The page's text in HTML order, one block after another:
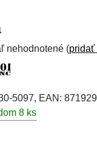
nehodnotené (pridať
5097, EAN:
8 ks